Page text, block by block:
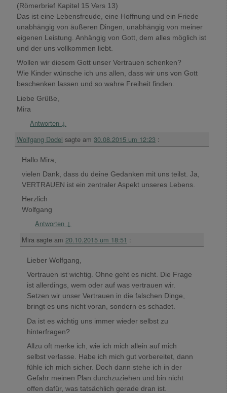
(Römerbrief Kapitel 15 Vers 13)
Das ist eine Lebensfreude, eine Hoffnung und ein Friede
unabhängig von äußeren Dingen, unabhängig von meiner
eigenen Leistung. Anhängig von Gott, dem alles möglich ist
und der uns vollkommen liebt.
Wollen wir diesem Gott unser Vertrauen schenken?
Wie Kinder wünsche ich uns allen, dass wir uns von Gott
beschenken lassen und so wahre Freiheit finden.
Liebe Grüße,
Mira
Antworten ↓
Wolfgang Dodel sagte am 30.08.2015 um 12:23 :
Hallo Mira,
vielen Dank, dass du deine Gedanken mit uns teilst. Ja,
VERTRAUEN ist ein zentraler Aspekt unseres Lebens.
Herzlich
Wolfgang
Antworten ↓
Mira sagte am 20.10.2015 um 18:51 :
Lieber Wolfgang,
Vertrauen ist wichtig. Ohne geht es nicht. Die Frage
ist allerdings, wem oder auf was vertrauen wir.
Setzen wir unser Vertrauen in die falschen Dinge,
bringt es uns nicht voran, sondern es schadet.
Da ist es wichtig uns immer wieder selbst zu
hinterfragen?
Allzu oft merke ich, wie ich mich allein auf mich
selbst verlasse. Habe ich mich gut vorbereitet, dann
fühle ich mich sicher. Doch dann stehe ich in der
Gefahr meinen Plan durchzuziehen und bin nicht
offen dafür, was tatsächlich gerade dran ist.